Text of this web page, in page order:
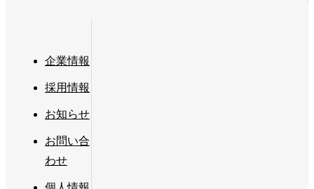
企業情報
採用情報
お知らせ
お問い合
わせ